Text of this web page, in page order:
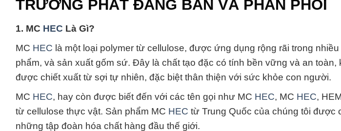
TRƯỜNG PHÁT ĐANG BÁN VÀ PHÂN PHỐI
1. MC HEC Là Gì?
MC HEC là một loại polymer từ cellulose, được ứng dụng rộng rãi trong
phẩm, và sản xuất gốm sứ. Đây là chất tạo đặc có tính bền vững và an toàn,
được chiết xuất từ sợi tự nhiên, đặc biệt thân thiện với sức khỏe con người.
MC HEC, hay còn được biết đến với các tên gọi như MC HEC, MC HEC,
từ cellulose thực vật. Sản phẩm MC HEC từ Trung Quốc của chúng tôi được
những tập đoàn hóa chất hàng đầu thế giới.